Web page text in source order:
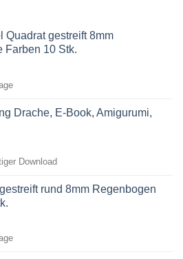
Quadrat gestreift 8mm
Farben 10 Stk.
Drache, E-Book, Amigurumi,
Download
rund 8mm Regenbogen